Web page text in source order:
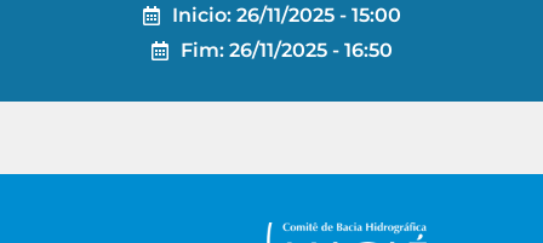
Inicio: 26/11/2025 - 15:00
Fim: 26/11/2025 - 16:50